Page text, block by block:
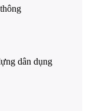
dân dụng